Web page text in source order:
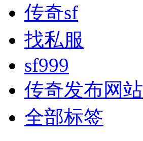
传奇sf
找私服
sf999
传奇发布网站
全部标签